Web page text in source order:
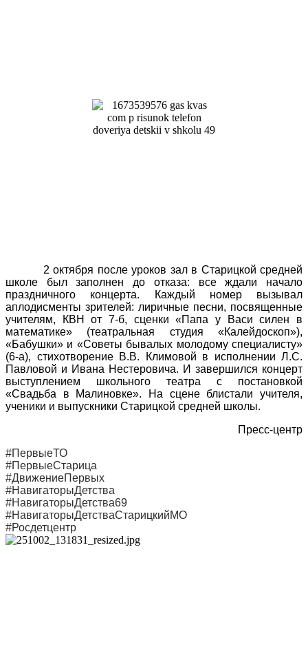
2 октября после уроков зал в Старицкой средней
школе был заполнен до отказа: все ждали начало
праздничного концерта. Каждый номер вызывал
аплодисменты зрителей: лиричные песни, посвященные
учителям, КВН от 7-б, сценки «Папа у Васи силен в
математике» (театральная студия «Калейдоскоп»),
«Бабушки» и «Советы бывалых молодому специалисту»
(6-а), стихотворение В.В. Климовой в исполнении Л.С.
Павловой и Ивана Нестеровича. И завершился концерт
выступлением школьного театра с постановкой
«Свадьба в Малиновке». На сцене блистали учителя,
ученики и выпускники Старицкой средней школы.
Пресс-центр
#ПервыеТО
#ПервыеСтарица
#ДвижениеПервых
#НавигаторыДетства
#НавигаторыДетства69
#НавигаторыДетстваСтарицкийМО
#Росдетцентр